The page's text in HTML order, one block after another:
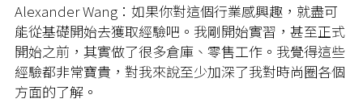
Alexander Wang：如果你對這個行業感興趣，就盡可
能從基礎開始去獲取經驗吧。我剛開始實習，甚至正式
開始之前，其實做了很多倉庫、零售工作。我覺得這些
經驗都非常寶貴，對我來說至少加深了我對時尚圈各個
方面的了解。